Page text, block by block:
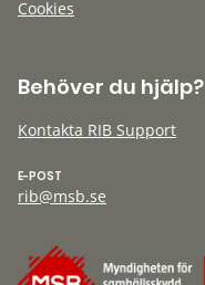
Cookies
Behöver du hjälp?
Kontakta RIB Support
E-POST
rib@msb.se